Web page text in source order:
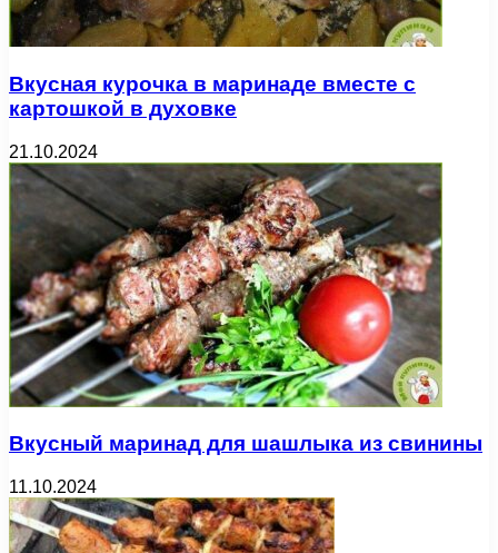
Вкусная курочка в маринаде вместе с
картошкой в духовке
21.10.2024
Вкусный маринад для шашлыка из свинины
11.10.2024